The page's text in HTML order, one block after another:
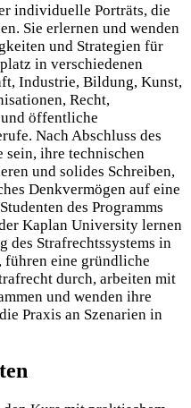
individuelle Porträts, die
Sie erlernen und wenden
und Strategien für
in verschiedenen
Industrie, Bildung, Kunst,
Recht,
öffentliche
Nach Abschluss des
sein, ihre technischen
und solides Schreiben,
Denkvermögen auf eine
des Programms
Kaplan University lernen
des Strafrechtssystems in
führen eine gründliche
durch, arbeiten mit
und wenden ihre
Praxis an Szenarien in